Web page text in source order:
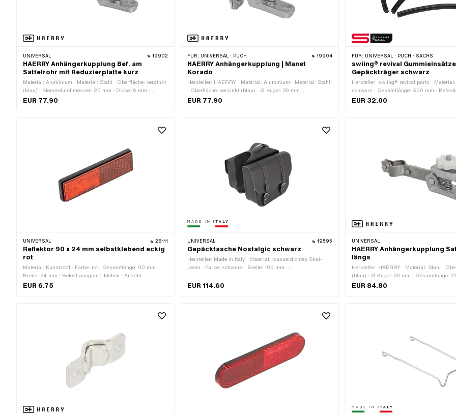
UNIVERSAL 19902
HAERRY Anhängerkupplung Bef. am
Sattelrohr mit Reduzierplatte kurz
Material: Aluminium · Material: Stahl · Oberfläche: verzinkt
(blau) · Klemmdurchmesser: 20 mm · Dicke: 6 mm ·
Hersteller: HAERRY · Ø Kugel: 30 mm · Breite Aufnahme:
EUR 77.90
FÜR: UNIVERSAL · PUCH 19904
HAERRY Anhängerkupplung | Manet
Korado
Hersteller: HAERRY · Material: Aluminium · Material: Stahl
· Oberfläche: verzinkt (blau) · Ø Kugel: 30 mm ·
Gesamtlänge: 130 mm · Gewindeart: MF8x1 (Feingewinde)
EUR 77.90
FÜR: UNIVERSAL · PUCH · SACHS
swiing® revival Gummieinsätze
Gepäckträger schwarz
Hersteller: swiing® revival parts · Material:
schwarz · Gesamtlänge: 500 mm ·
eingeschoben · Anzahl Befestigungspunkte:
EUR 32.00
UNIVERSAL 28111
Reflektor 90 x 24 mm selbstklebend eckig
rot
Material: Kunststoff · Farbe: rot · Gesamtlänge: 90 mm ·
Breite: 24 mm · Befestigungsart: kleben · Anzahl
Befestigungspunkte: 1 Stk. · Prüfzeichen: E4
EUR 6.75
UNIVERSAL 19595
Gepäcktasche Nostalgic schwarz
Hersteller: Made in Italy · Material: wasserdichtes Skai-
Leder · Farbe: schwarz · Breite: 100 mm ·
· Höhe: 290 mm
EUR 114.60
UNIVERSAL
HAERRY Anhängerkupplung
längs
Hersteller: HAERRY · Material: Stahl ·
(blau) · Ø Kugel: 30 mm · Gesamtlänge:
Gewindeart: MF8x1 (Feingewinde)
EUR 84.80